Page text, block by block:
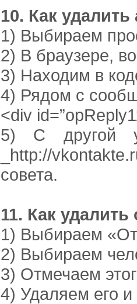
10. Как
1) Выбираем
2) В браузере,
3) Находим в
4) Рядом с
<div
5) С другой
_http://
совета.
11. Как удалить
1) Выбираем
2) Выбираем
3) Отмечаем
4) Удаляем его